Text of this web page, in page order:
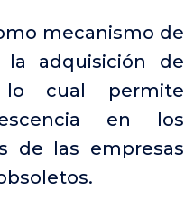
mecanismo de
la adquisición de
lo cual permite
en los
de las empresas